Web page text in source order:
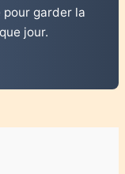
pour garder la
jour.